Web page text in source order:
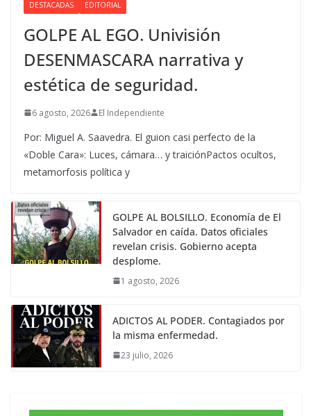
DESTACADAS EDITORIAL
GOLPE AL EGO. Univisión
DESENMASCARA narrativa y
estética de seguridad.
6 agosto, 2026 El Independiente
Por: Miguel A. Saavedra. El guion casi perfecto de la
«Doble Cara»: Luces, cámara… y traiciónPactos ocultos,
metamorfosis política y
GOLPE AL BOLSILLO. Economía de El
Salvador en caída. Datos oficiales
revelan crisis. Gobierno acepta
desplome.
1 agosto, 2026
ADICTOS AL PODER. Contagiados por
la misma enfermedad.
23 julio, 2026